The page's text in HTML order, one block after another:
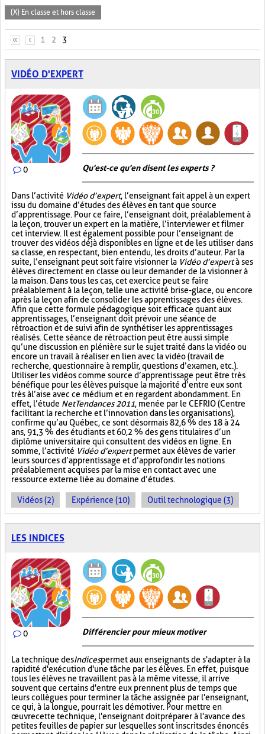
(X) En classe et hors classe
PAGES
« ‹ 1 2 3
VIDÉO D'EXPERT
0 Qu'est-ce qu'en disent les experts ?
Dans l’activité Vidéo d’expert, l’enseignant fait appel à un expert
issu du domaine d’études des élèves en tant que source
d’apprentissage. Pour ce faire, l’enseignant doit, préalablement à
la leçon, trouver un expert en la matière, l’interviewer et filmer
cet interview. Il est également possible pour l’enseignant de
trouver des vidéos déjà disponibles en ligne et de les utiliser dans
sa classe, en respectant, bien entendu, les droits d’auteur. Par la
suite, l’enseignant peut soit faire visionner la Vidéo d’expertà ses
élèves directement en classe ou leur demander de la visionner à
la maison. Dans tous les cas, cet exercice peut se faire
préalablement à la leçon, telle une activité brise-glace, ou encore
après la leçon afin de consolider les apprentissages des élèves.
Afin que cette formule pédagogique soit efficace quant aux
apprentissages, l’enseignant doit prévoir une séance de
rétroaction et de suivi afin de synthétiser les apprentissages
réalisés. Cette séance de rétroaction peut être aussi simple
qu’une discussion en plénière sur le sujet traité dans la vidéo ou
encore un travail à réaliser en lien avec la vidéo (travail de
recherche, questionnaire à remplir, questions d’examen, etc.).
Utiliser les vidéos comme source d’apprentissage peut être très
bénéfique pour les élèves puisque la majorité d’entre eux sont
très à l’aise avec ce médium et en regardent abondamment. En
effet, l’étude NetTendances 2011, menée par le CEFRIO (Centre
facilitant la recherche et l’innovation dans les organisations),
confirme qu’au Québec, ce sont désormais 82,6 % des 18 à 24
ans, 91,3 % des étudiants et 60,2 % des gens titulaires d’un
diplôme universitaire qui consultent des vidéos en ligne. En
somme, l’activité Vidéo d’expertpermet aux élèves de varier
leurs sources d’apprentissage et d’approfondir les notions
préalablement acquises par la mise en contact avec une
ressource externe liée au domaine d’études.
Vidéos (2) Expérience (10) Outil technologique (3)
LES INDICES
0 Différencier pour mieux motiver
La technique desIndicespermet aux enseignants de s'adapter à la
rapidité d'exécution d'une tâche par les élèves. En effet, puisque
tous les élèves ne travaillent pas à la même vitesse, il arrive
souvent que certains d'entre eux prennent plus de temps que
leurs collègues pour terminer la tâche assignée par l'enseignant,
ce qui, à la longue, pourrait les démotiver. Pour mettre en
œuvre cette technique, l'enseignant doit préparer à l'avance des
petites feuilles de papier sur lesquelles sont inscrits des énoncés